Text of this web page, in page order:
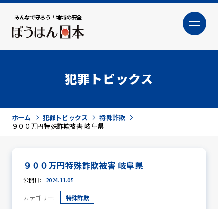
みんなで守ろう！地域の安全
大
犯罪トピックス
ホーム 犯罪トピックス
特殊詐欺
９００万円特殊詐欺被害 岐阜県
９００万円特殊詐欺被害 岐阜県
公開日: 2024.11.05
カテゴリー: 特殊詐欺